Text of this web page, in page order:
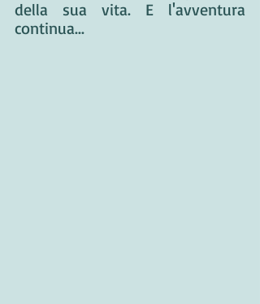
della sua vita. E l'avventura
continua...